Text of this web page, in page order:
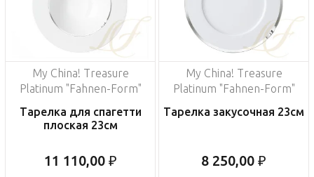
My China! Treasure
Platinum "Fahnen-Form"
Тарелка для спагетти
плоская 23см
11 110,00 ₽
My China! Treasure
Platinum "Fahnen-Form"
Тарелка закусочная 23см
8 250,00 ₽